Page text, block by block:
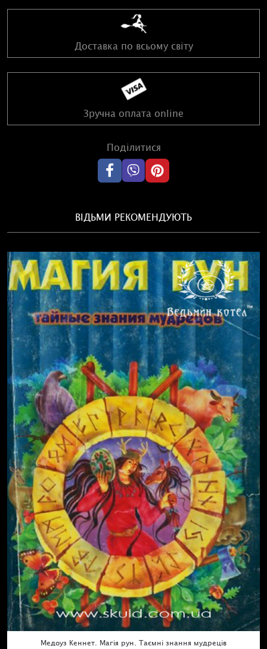
Доставка по всьому світу
Зручна оплата online
Поділитися
ВІДЬМИ РЕКОМЕНДУЮТЬ
Медоуз Кеннет. Магія рун. Таємні знання мудреців